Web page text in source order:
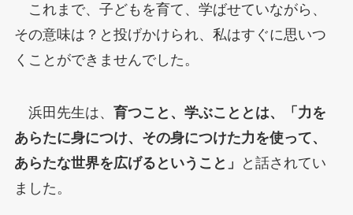
これまで、子どもを育て、学ばせていながら、
その意味は？と投げかけられ、私はすぐに思いつ
くことができませんでした。
浜田先生は、 育つこと、学ぶこととは、「力を
あらたに身につけ、その身につけた力を使って、
あらたな世界を広げるということ」
と話されてい
ました。